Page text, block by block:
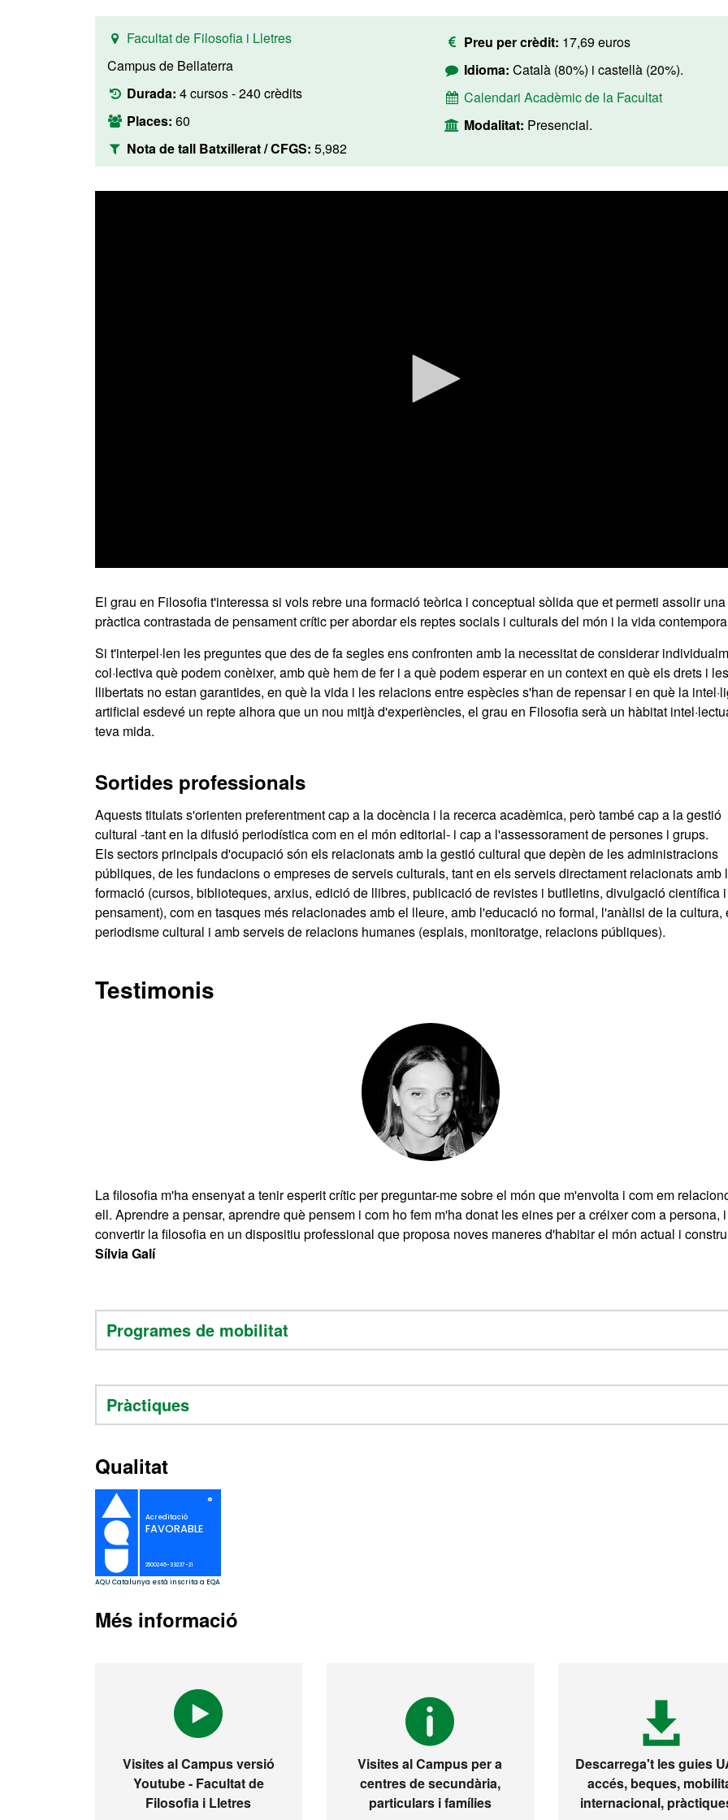
Facultat de Filosofia i Lletres
Campus de Bellaterra
Durada:
4 cursos - 240 crèdits
Places: 60
Nota de tall Batxillerat / CFGS: 5,982
Preu per crèdit: 17,69 euros
Idioma: Català (80%) i castellà (20%).
Calendari Acadèmic de la Facultat
Modalitat: Presencial.
of
seconds Volume
El grau en Filosofia t'interessa si vols rebre una formació teòrica i conceptual sòlida que et permeti assolir una
pràctica contrastada de pensament crític per abordar els reptes socials i culturals del món i la vida
Si t'interpel·len les preguntes que des de fa segles ens confronten amb la necessitat de considerar
col·lectiva què podem conèixer, amb què hem de fer i a què podem esperar en un context en què els drets i les
llibertats no estan garantides, en què la vida i les relacions entre espècies s'han de repensar i en què la
artificial esdevé un repte alhora que un nou mitjà d'experiències, el grau en Filosofia serà un hàbitat
teva mida.
Sortides professionals
Aquests titulats s'orienten preferentment cap a la docència i la recerca acadèmica, però també cap a la gestió
cultural -tant en la difusió periodística com en el món editorial- i cap a l'assessorament de persones i grups.
Els sectors principals d'ocupació són els relacionats amb la gestió cultural que depèn de les administracions
públiques, de les fundacions o empreses de serveis culturals, tant en els serveis directament relacionats amb
formació (cursos, biblioteques, arxius, edició de llibres, publicació de revistes i butlletins, divulgació científica
pensament), com en tasques més relacionades amb el lleure, amb l'educació no formal, l'anàlisi de la cultura,
periodisme cultural i amb serveis de relacions humanes (esplais, monitoratge, relacions públiques).
Testimonis
La filosofia m'ha ensenyat a tenir esperit crític per preguntar-me sobre el món que m'envolta i com em
ell. Aprendre a pensar, aprendre què pensem i com ho fem m'ha donat les eines per a créixer com a persona, i
convertir la filosofia en un dispositiu professional que proposa noves maneres d'habitar el món actual i
Sílvia Galí
Programes de mobilitat
Pràctiques
Qualitat
Més informació
Visites al Campus versió
Youtube - Facultat de
Filosofia i Lletres
Visites al Campus per a
centres de secundària,
particulars i famílies
Descarrega't les guies
accés, beques,
internacional,